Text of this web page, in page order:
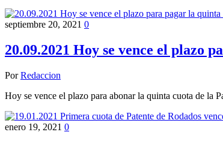
septiembre 20, 2021 0
20.09.2021 Hoy se vence el plazo
Por Redaccion
Hoy se vence el plazo para abonar la quinta cuota de la
enero 19, 2021 0